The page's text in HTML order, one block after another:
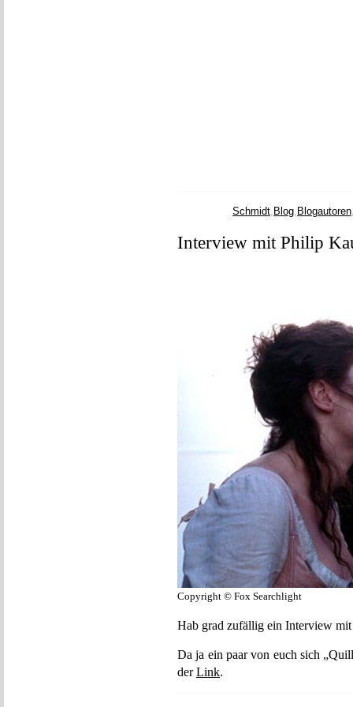
Schmidt, Blog, Blogautoren
Interview mit Philip
Copyright © Fox Searchlight
Hab grad zufällig ein Interview
Da ja ein paar von euch sich
derLink.